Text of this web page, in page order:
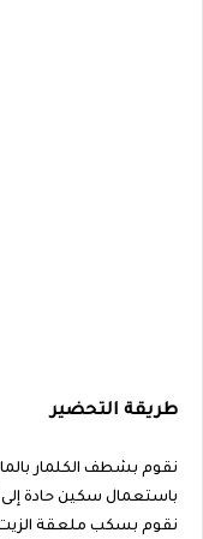
طريقة التحضير
نقوم بشطف الكلمار
باستعمال سكين حادة
نقوم بسكب ملعقة الزيت